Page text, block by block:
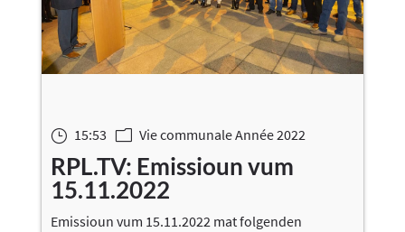
} 15:53 m Vie communale Année 2022
RPL.TV: Emissioun vum
15.11.2022
Emissioun vum 15.11.2022 mat folgenden